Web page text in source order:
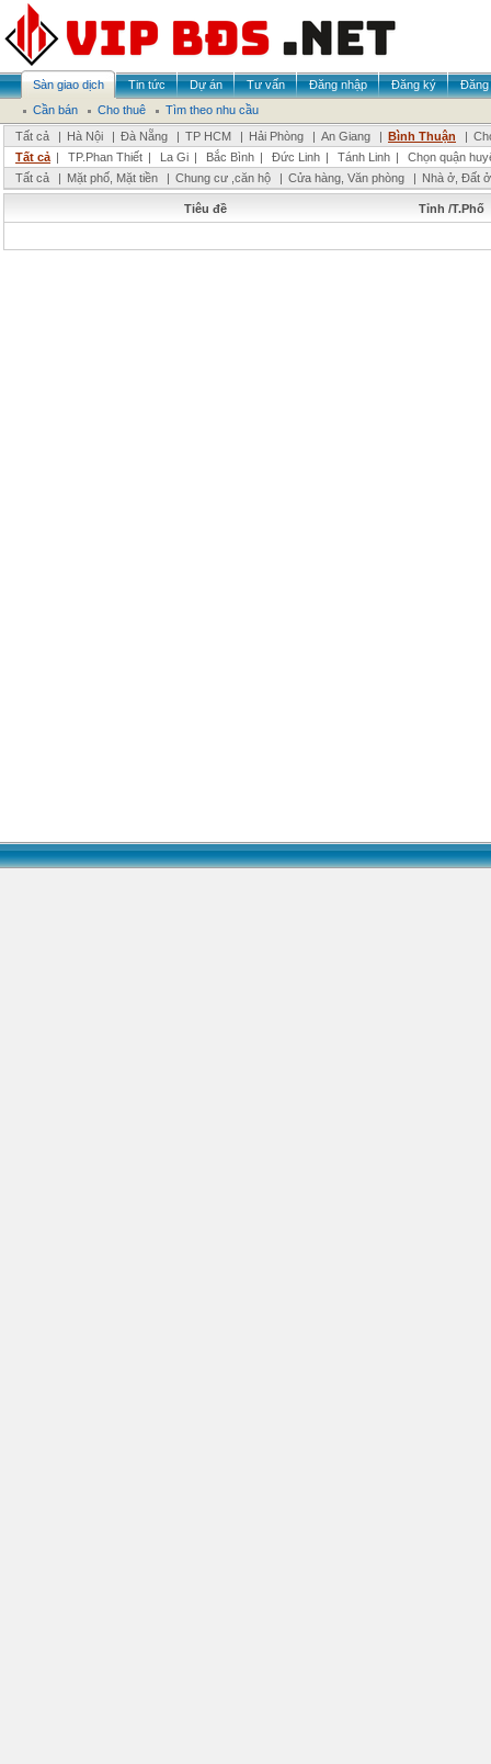
Sàn giao dịch Tin tức Dự án Tư vấn Đăng nhập Đăng ký
Đăng
Cần bán
Cho thuê
Tìm theo nhu cầu
Tất cả
| Hà Nội | Đà Nẵng | TP HCM | Hải Phòng | An Giang | Bình Thuận |
Tất cả | TP.Phan Thiết | La Gi | Bắc Bình | Đức Linh | Tánh Linh |
Chọn quận
Tất cả
| Mặt phố, Mặt tiền | Chung cư ,căn hộ | Cửa hàng, Văn phòng | Nhà ở, Đất ở
Tiêu đề Tỉnh /T.Phố